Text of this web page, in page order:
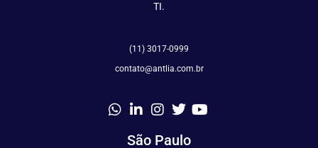
TI.
(11) 3017-0999
contato@antlia.com.br
São Paulo